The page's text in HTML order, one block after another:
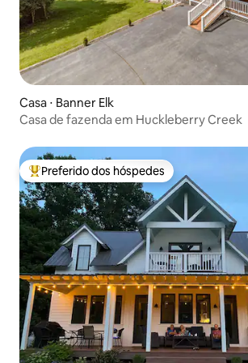
Casa ⋅ Banner Elk
Casa de fazenda em Huckleberry Creek
Entre os melhores preferidos dos hóspedes
Preferido dos hóspedes